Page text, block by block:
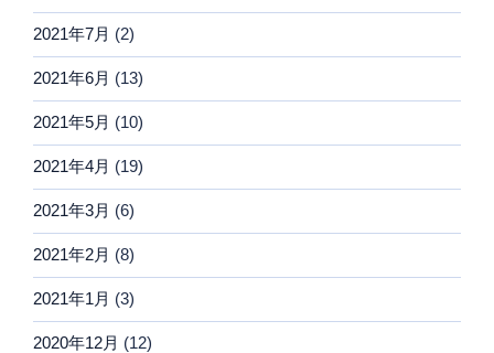
2021年7月 (2)
2021年6月 (13)
2021年5月 (10)
2021年4月 (19)
2021年3月 (6)
2021年2月 (8)
2021年1月 (3)
2020年12月 (12)